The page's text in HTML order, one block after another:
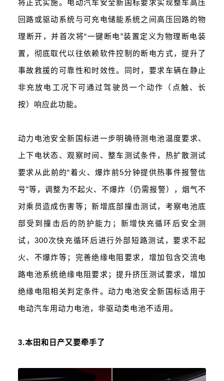
将正式实施。电动汽车安全新国标要求实现整车高压
回路或驱动系统与可充电储能系统之间高压回路的物
理断开，并首次将“一键断电”装置定义为物理断电装
置，彻底取代以往依赖软件控制的断电方式，提升了
事故救援的可靠性和时效性。同时，要求车辆在静止
非充放电工况下可通过驾驶员一个动作（点触、长
按）响应此功能。
动力电池安全新国标进一步明确待测电池温度要求、
上下电状态、观察时间、整车测试条件，热扩散测试
要求从此前的“着火、爆炸前5分钟提供热事件报警信
号”等，调整为不起火、不爆炸（仍需报警），烟气不
对乘员造成伤害等；新增底部撞击测试，考察电池底
部受到撞击后的防护能力；新增快充循环后安全测
试，300次快充循环后进行外部短路测试，要求不起
火、不爆炸等；完善绝缘电阻要求，增加包含交流电
路电池系统绝缘电阻要求；提升挤压测试要求，增加
绝缘电阻相关判定条件。动力电池安全新国标适用于
电动汽车用动力电池，非驱动类电池不适用。
3.本田和日产又要牵手了